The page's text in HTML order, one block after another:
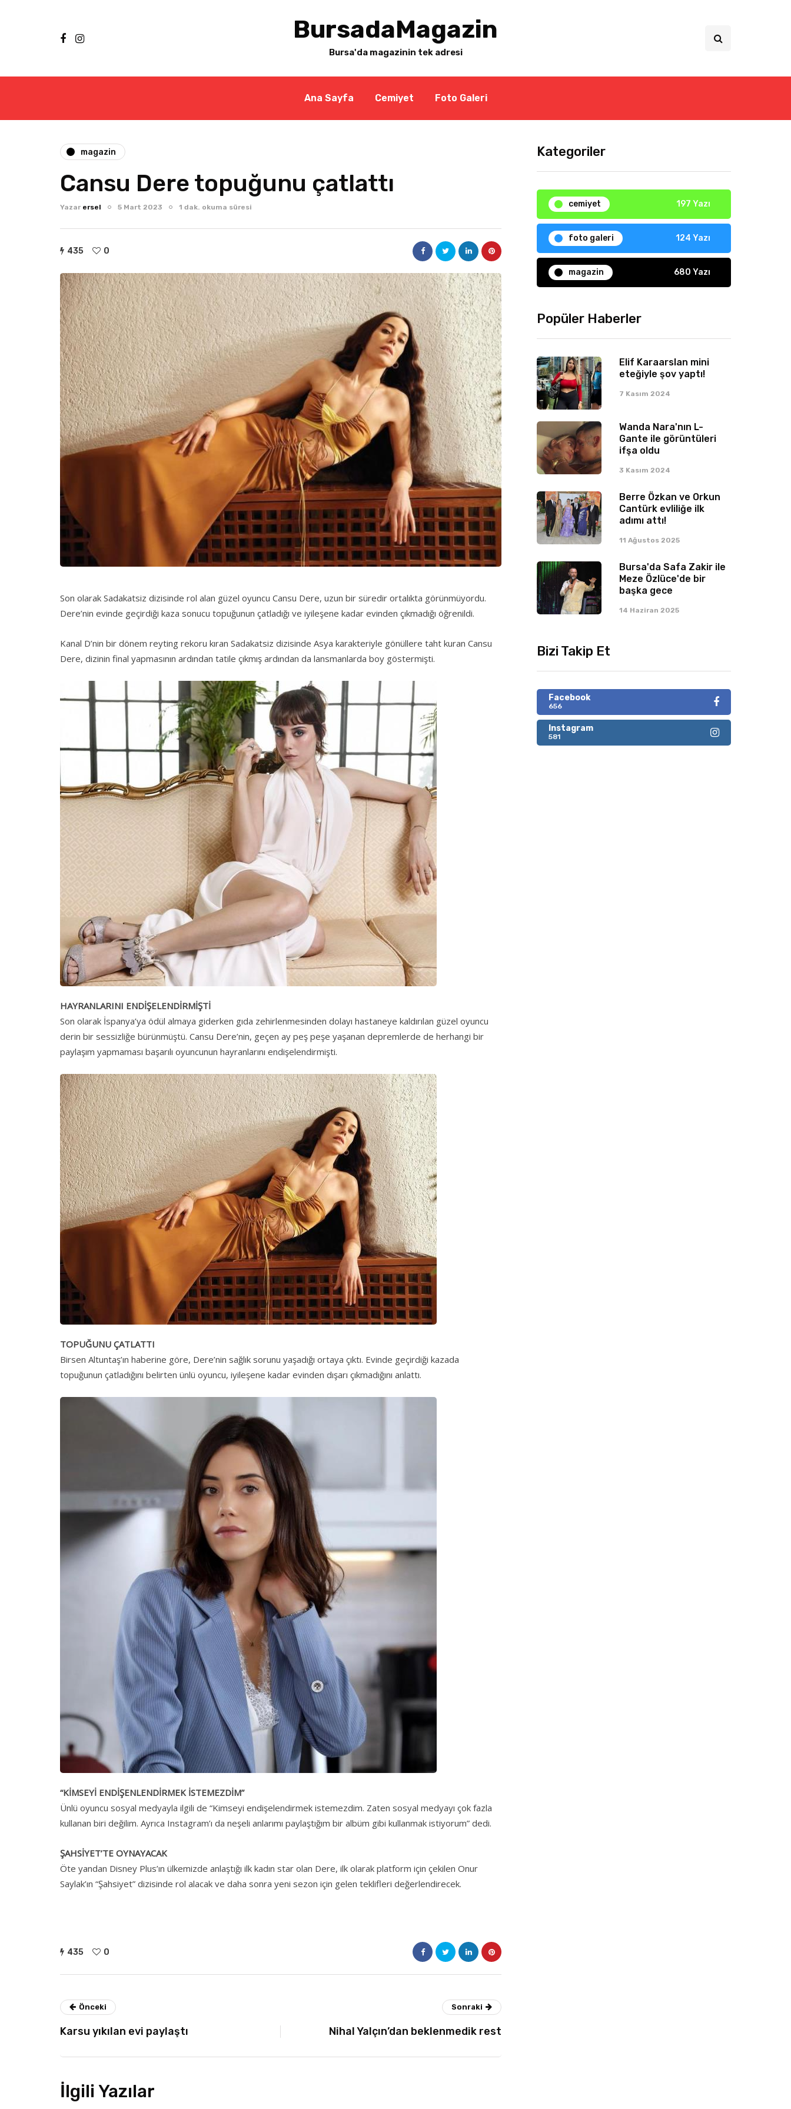
BursadaMagazin
Bursa'da magazinin tek adresi
Ana Sayfa Cemiyet Foto Galeri
magazin
Cansu Dere topuğunu çatlattı
Yazar ersel 5 Mart 2023 1 dak. okuma süresi
435 0
Son olarak Sadakatsiz dizisinde rol alan güzel oyuncu Cansu Dere, uzun bir süredir ortalıkta görünmüyordu.
Dere’nin evinde geçirdiği kaza sonucu topuğunun çatladığı ve iyileşene kadar evinden çıkmadığı öğrenildi.
Kanal D’nin bir dönem reyting rekoru kıran Sadakatsiz dizisinde Asya karakteriyle gönüllere taht kuran Cansu
Dere, dizinin final yapmasının ardından tatile çıkmış ardından da lansmanlarda boy göstermişti.
HAYRANLARINI ENDİŞELENDİRMİŞTİ
Son olarak İspanya’ya ödül almaya giderken gıda zehirlenmesinden dolayı hastaneye kaldırılan güzel oyuncu
derin bir sessizliğe bürünmüştü. Cansu Dere’nin, geçen ay peş peşe yaşanan depremlerde de herhangi bir
paylaşım yapmaması başarılı oyuncunun hayranlarını endişelendirmişti.
TOPUĞUNU ÇATLATTI
Birsen Altuntaş’ın haberine göre, Dere’nin sağlık sorunu yaşadığı ortaya çıktı. Evinde geçirdiği kazada
topuğunun çatladığını belirten ünlü oyuncu, iyileşene kadar evinden dışarı çıkmadığını anlattı.
“KİMSEYİ ENDİŞENLENDİRMEK İSTEMEZDİM”
Ünlü oyuncu sosyal medyayla ilgili de “Kimseyi endişelendirmek istemezdim. Zaten sosyal medyayı çok fazla
kullanan biri değilim. Ayrıca Instagram’ı da neşeli anlarımı paylaştığım bir albüm gibi kullanmak istiyorum” dedi.
ŞAHSİYET’TE OYNAYACAK
Öte yandan Disney Plus’ın ülkemizde anlaştığı ilk kadın star olan Dere, ilk olarak platform için çekilen Onur
Saylak’ın “Şahsiyet” dizisinde rol alacak ve daha sonra yeni sezon için gelen teklifleri değerlendirecek.
435 0
Kategoriler
cemiyet 197 Yazı
foto galeri 124 Yazı
magazin 680 Yazı
Popüler Haberler
Elif Karaarslan mini
eteğiyle şov yaptı!
7 Kasım 2024
Wanda Nara'nın L-
Gante ile görüntüleri
ifşa oldu
3 Kasım 2024
Berre Özkan ve Orkun
Cantürk evliliğe ilk
adımı attı!
11 Ağustos 2025
Bursa'da Safa Zakir ile
Meze Özlüce'de bir
başka gece
14 Haziran 2025
Bizi Takip Et
Facebook
656
Instagram
581
Önceki
Karsu yıkılan evi paylaştı
Sonraki
Nihal Yalçın’dan beklenmedik rest
İlgili Yazılar